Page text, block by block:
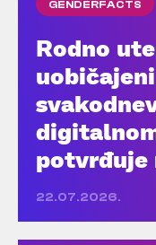
GENDERFACTS
Rodno
potvrđuje
22.07.2026.